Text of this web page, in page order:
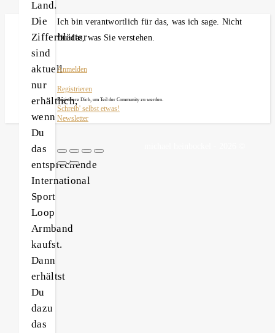
Land.
Die
Zifferblätter
sind
aktuell
nur
erhältlich,
wenn
Du
das
entsprechende
International
Sport
Loop
Armband
kaufst.
Dann
erhältst
Du
dazu
das
Ich bin verantwortlich für das, was ich sage. Nicht
für das, was Sie verstehen.
Anmelden
Registrieren
Registriere Dich, um Teil der Community zu werden.
Schreib' selbst etwas!
Newsletter